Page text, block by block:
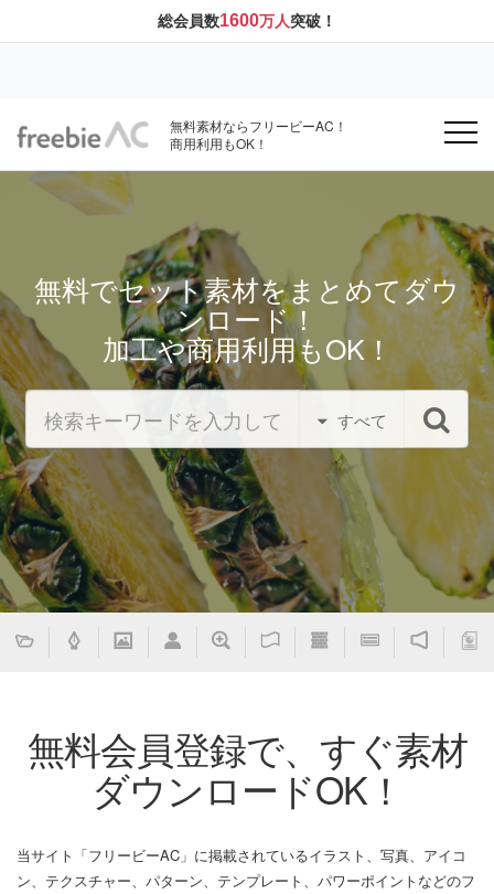
総会員数1600万人突破！
無料素材ならフリービーAC！
商用利用もOK！
無料でセット素材をまとめてダウ
ンロード！
加工や商用利用もOK！
すべて
無料会員登録で、すぐ素材
ダウンロードOK！
当サイト「フリービーAC」に掲載されているイラスト、写真、アイコ
ン、テクスチャー、パターン、テンプレート、パワーポイントなどのフ